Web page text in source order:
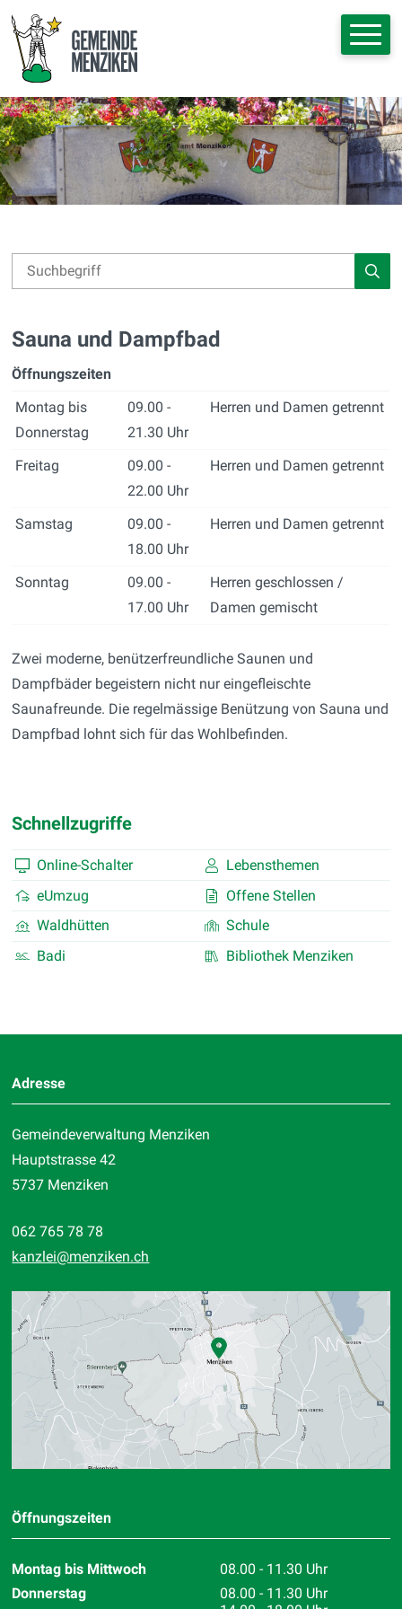
Navigieren in Menziken
Schnellnavigation
Sauna und Dampfbad
Öffnungszeiten
Montag bis
Donnerstag
09.00 -
21.30 Uhr
Herren und Damen getrennt
Freitag
09.00 -
22.00 Uhr
Herren und Damen getrennt
Samstag
09.00 -
18.00 Uhr
Herren und Damen getrennt
Sonntag
09.00 -
17.00 Uhr
Herren geschlossen /
Damen gemischt
Zwei moderne, benützerfreundliche Saunen und
Dampfbäder begeistern nicht nur eingefleischte
Saunafreunde. Die regelmässige Benützung von Sauna und
Dampfbad lohnt sich für das Wohlbefinden.
Suche
Suchbegriff
Schnellzugriffe
Online-Schalter
Lebensthemen
eUmzug
Offene Stellen
Waldhütten
Schule
Badi
Bibliothek Menziken
Adresse
Gemeindeverwaltung Menziken
Hauptstrasse 42
5737 Menziken
062 765 78 78
kanzlei@menziken.ch
Öffnungszeiten
Montag bis Mittwoch
08.00 - 11.30 Uhr
Donnerstag
08.00 - 11.30 Uhr
Standort